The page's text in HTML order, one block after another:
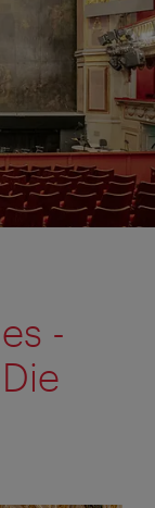
-